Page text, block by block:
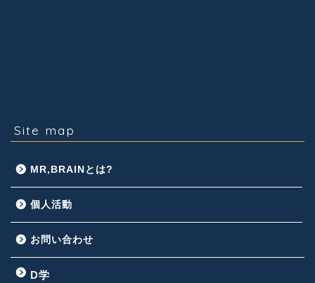
Site map
MR,BRAINとは?
個人活動
お問い合わせ
D学